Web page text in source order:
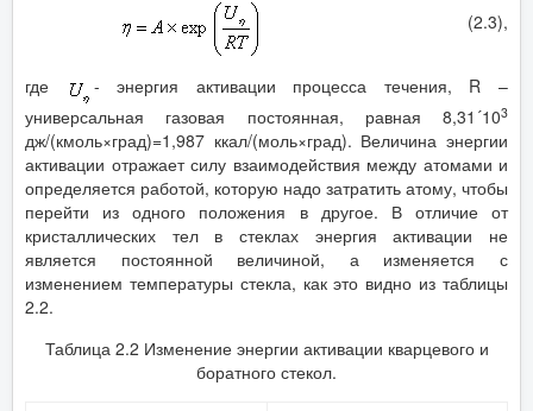
(2.3),
где
- энергия активации процесса течения, R –
универсальная газовая постоянная, равная 8,31´103
дж/(кмоль×град)=1,987 ккал/(моль×град). Величина энергии
активации отражает силу взаимодействия между атомами и
определяется работой, которую надо затратить атому, чтобы
перейти из одного положения в другое. В отличие от
кристаллических тел в стеклах энергия активации не
является постоянной величиной, а изменяется с
изменением температуры стекла, как это видно из таблицы
2.2.
Таблица 2.2 Изменение энергии активации кварцевого и
боратного стекол.